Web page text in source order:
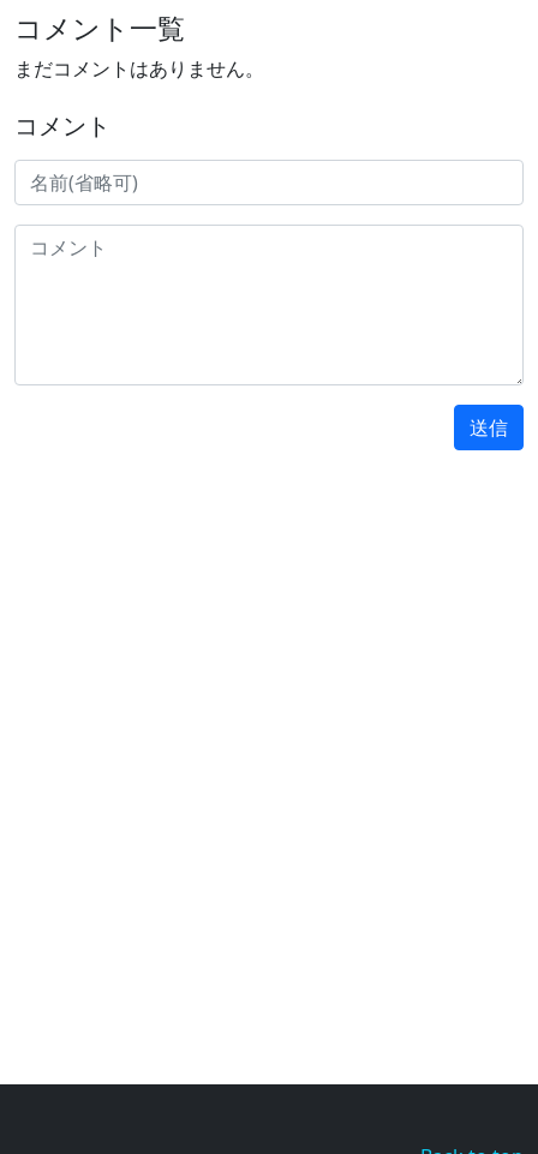
コメント一覧
まだコメントはありません。
コメント
送信